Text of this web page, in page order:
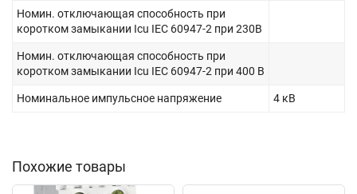
Номин. отключающая способность при
коротком замыкании Icu IEC 60947-2 при 230В
Номин. отключающая способность при
коротком замыкании Icu IEC 60947-2 при 400 В
Номинальное импульсное напряжение 4 кВ
Похожие товары